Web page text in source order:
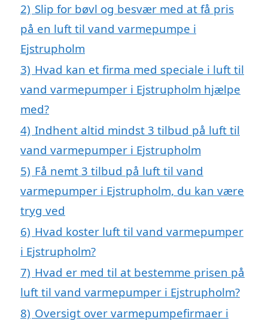
2) Slip for bøvl og besvær med at få pris
på en luft til vand varmepumpe i
Ejstrupholm
3) Hvad kan et firma med speciale i luft til
vand varmepumper i Ejstrupholm hjælpe
med?
4) Indhent altid mindst 3 tilbud på luft til
vand varmepumper i Ejstrupholm
5) Få nemt 3 tilbud på luft til vand
varmepumper i Ejstrupholm, du kan være
tryg ved
6) Hvad koster luft til vand varmepumper
i Ejstrupholm?
7) Hvad er med til at bestemme prisen på
luft til vand varmepumper i Ejstrupholm?
8) Oversigt over varmepumpefirmaer i